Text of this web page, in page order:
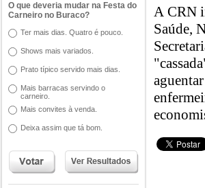
O que deveria mudar na Festa do
Carneiro no Buraco?
Ter mais dias. Quatro é pouco.
Shows mais variados.
Prato típico servido mais dias.
Mais barracas servindo o
carneiro.
Mais convites à venda.
Deixa assim que tá bom.
A CRN
Saúde,